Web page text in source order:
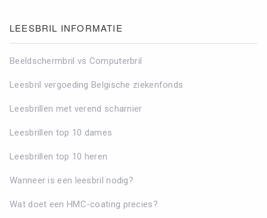
LEESBRIL INFORMATIE
Beeldschermbril vs Computerbril
Leesbril vergoeding Belgische ziekenfonds
Leesbrillen met verend scharnier
Leesbrillen top 10 dames
Leesbrillen top 10 heren
Wanneer is een leesbril nodig?
Wat doet een HMC-coating precies?